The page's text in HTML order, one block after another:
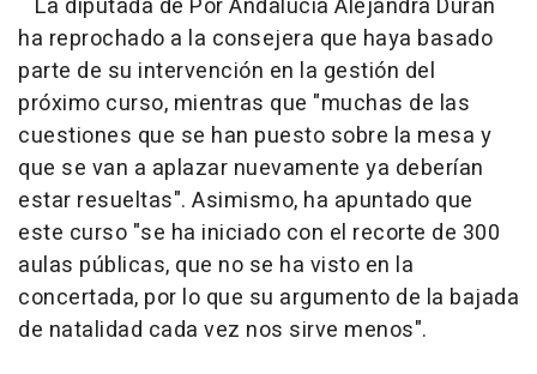
La diputada de Por Andalucía Alejandra Durán
ha reprochado a la consejera que haya basado
parte de su intervención en la gestión del
próximo curso, mientras que "muchas de las
cuestiones que se han puesto sobre la mesa y
que se van a aplazar nuevamente ya deberían
estar resueltas". Asimismo, ha apuntado que
este curso "se ha iniciado con el recorte de 300
aulas públicas, que no se ha visto en la
concertada, por lo que su argumento de la bajada
de natalidad cada vez nos sirve menos".